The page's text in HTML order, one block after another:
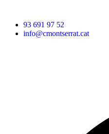
93 691 97 52
info@cmontserrat.cat